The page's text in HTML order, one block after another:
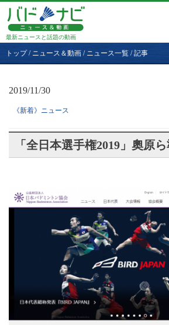
最新ニュースと話題の動画
トップ/ ニュース＆動画 / ニュース一覧 /記事
2019/11/30
《新着》ニュース
「全日本選手権2019」奧原